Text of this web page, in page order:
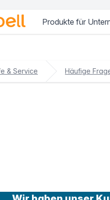
Produkte für
& Service Häufige